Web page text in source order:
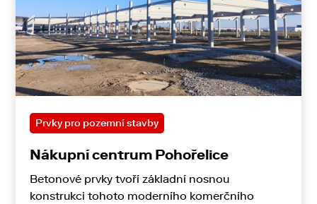
Prvky pro pozemní stavby
Nákupní centrum Pohořelice
Betonové prvky tvoří základní nosnou
konstrukci tohoto moderního komerčního